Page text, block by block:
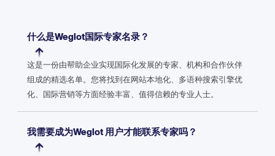
什么是Weglot国际专家名录？
这是一份由帮助企业实现国际化发展的专家、机构和合作伙伴
组成的精选名单。您将找到在网站本地化、多语种搜索引擎优
化、国际营销等方面经验丰富、值得信赖的专业人士。
我需要成为Weglot 用户才能联系专家吗？